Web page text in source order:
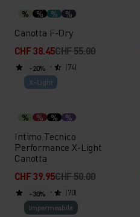
% % % %
Canotta F-Dry
CHF 38.45CHF 55.00
(74)
-20%
X-Light
% % % %
Intimo Tecnico
Performance X-Light
Canotta
CHF 39.95CHF 50.00
(70)
-30%
Impermeabile